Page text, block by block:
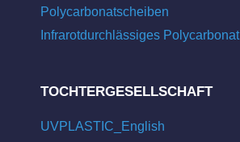
Polycarbonatscheiben
Infrarotdurchlässiges Polycarbonat
TOCHTERGESELLSCHAFT
UVPLASTIC_English